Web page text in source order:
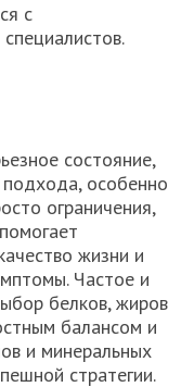
с
состояние,
особенно
ограничения,
жизни и
Частое и
белков, жиров
балансом и
и минеральных
стратегии.